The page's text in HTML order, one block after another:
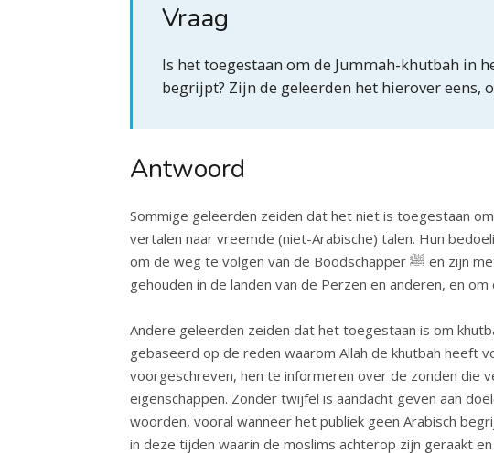
Vraag
Is het toegestaan om de Jummah-khutbah in
begrijpt? Zijn de geleerden het hierover eens,
Antwoord
Sommige geleerden zeiden dat het niet is toegestaan
vertalen naar vreemde (niet-Arabische) talen. Hun
om de weg te volgen van de Boodschapper ﷺ en zijn metgezellen (moge Allah tevreden met hen zijn), namelijk dat de khutbah in het Arabisch werd
gehouden in de landen van de Perzen en anderen, en
Andere geleerden zeiden dat het toegestaan is om
gebaseerd op de reden waarom Allah de khutbah heeft
voorgeschreven, hen te informeren over de zonden die
eigenschappen. Zonder twijfel is aandacht geven aan
woorden, vooral wanneer het publiek geen Arabisch
in deze tijden waarin de moslims achterop zijn geraakt